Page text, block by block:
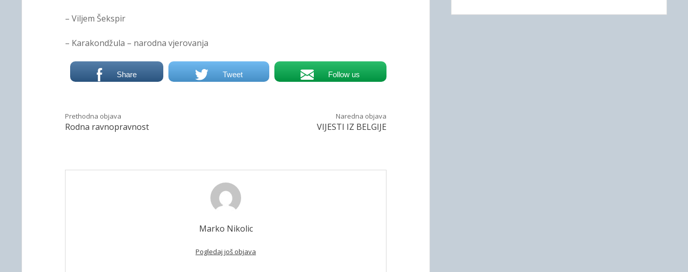
– Viljem Šekspir
– Karakondžula – narodna vjerovanja
Share Tweet Follow us
Prethodna objava
Rodna ravnopravnost
Naredna objava
VIJESTI IZ BELGIJE
Marko Nikolic
Pogledaj još objava